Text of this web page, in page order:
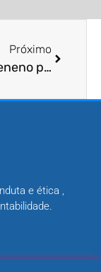
Próximo
O que é veneno para controle de barbeiros?
e ética ,